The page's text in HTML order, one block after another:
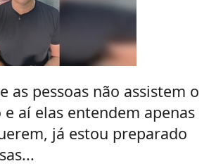
as pessoas não assistem o
aí elas entendem apenas
já estou preparado